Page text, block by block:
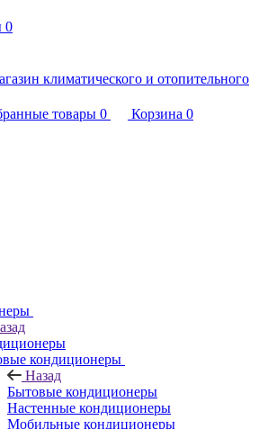
0
товары 0 Корзина 0
кондиционеры
Назад
Бытовые кондиционеры
Настенные кондиционеры
Мобильные кондиционеры